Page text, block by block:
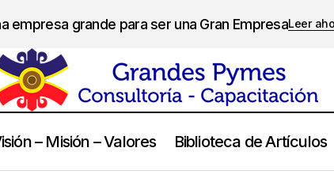
empresa grande para ser una Gran EmpresaLeer
– Misión – Valores Biblioteca de Artículos